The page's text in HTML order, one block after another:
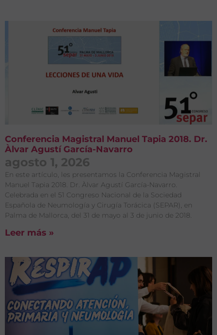
Conferencia Magistral Manuel Tapia 2018. Dr.
Àlvar Agustí García-Navarro
agosto 1, 2026
En este artículo, les presentamos la Conferencia Magistral
Manuel Tapia 2018. Dr. Àlvar Agustí García-Navarro.
Celebrada en el 51 Congreso Nacional de la Sociedad
Española de Neumología y Cirugía Torácica (SEPAR), en
Palma de Mallorca, del 31 de mayo al 3 de junio de 2018.
Leer más »